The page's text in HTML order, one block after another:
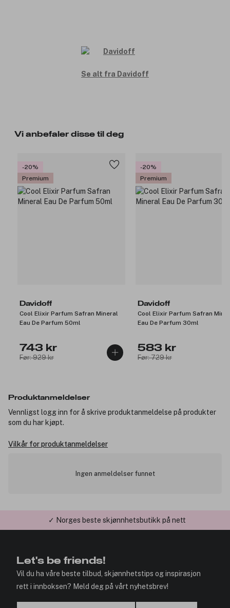
Se alt fra Davidoff
Vi anbefaler disse til deg
-20%
Premium
Davidoff
Cool Elixir Parfum Safran Mineral
Eau De Parfum 50ml
743 kr
Før: 929 kr
-20%
Premium
Davidoff
Cool Elixir Parfum Safran
Eau De Parfum 30ml
583 kr
Før: 729 kr
Produktanmeldelser
Vennligst logg inn for å skrive produktanmeldelse på produkter
som du har kjøpt.
Vilkår for produktanmeldelser
Ingen anmeldelser funnet
✓ Norges beste skjønnhetsbutikk på nett
Let's be friends!
Vil du ha våre beste tilbud, skjønnhetstips og inspirasjon
rett i innboksen? Meld deg på vårt nyhetsbrev!